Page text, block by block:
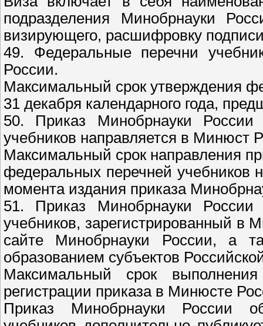
подразделения Минобрнауки
визирующего, расшифровку
49. Федеральные перечни
России.
Максимальный срок утверждения
31 декабря календарного года,
50. Приказ Минобрнауки
учебников направляется в Минюст
Максимальный срок направления
федеральных перечней учебников
момента издания приказа
51. Приказ Минобрнауки
учебников, зарегистрированный в
сайте Минобрнауки России, а
образованием субъектов
Максимальный срок
регистрации приказа в Минюсте
Приказ Минобрнауки России